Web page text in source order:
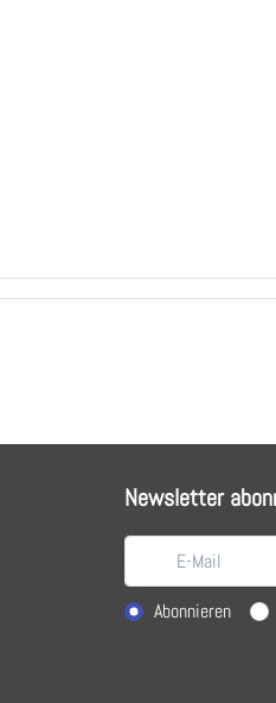
Newsletter
Aktion wählen
Abonnieren